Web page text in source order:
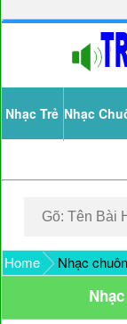
Nhạc Trẻ Nhạc
Home Nhạc